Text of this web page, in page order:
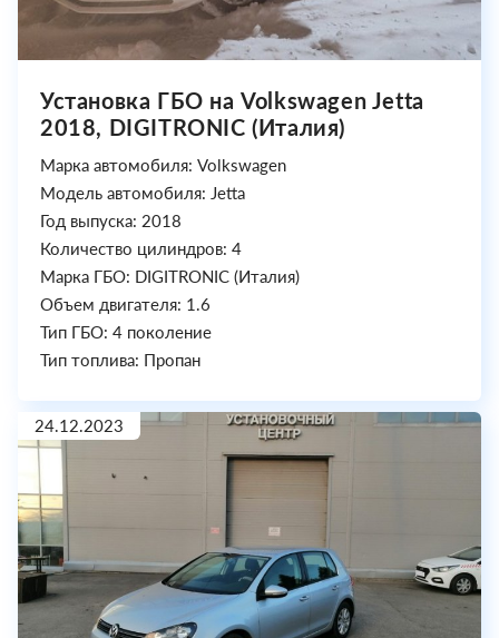
Установка ГБО на Volkswagen Jetta
2018, DIGITRONIC (Италия)
Марка автомобиля: Volkswagen
Модель автомобиля: Jetta
Год выпуска: 2018
Количество цилиндров: 4
Марка ГБО: DIGITRONIC (Италия)
Объем двигателя: 1.6
Тип ГБО: 4 поколение
Тип топлива: Пропан
24.12.2023